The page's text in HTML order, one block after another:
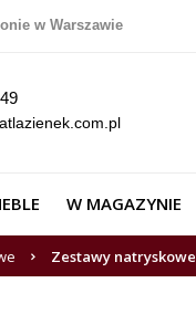
w Warszawie
W MAGAZYNIE
Zestawy natryskowe